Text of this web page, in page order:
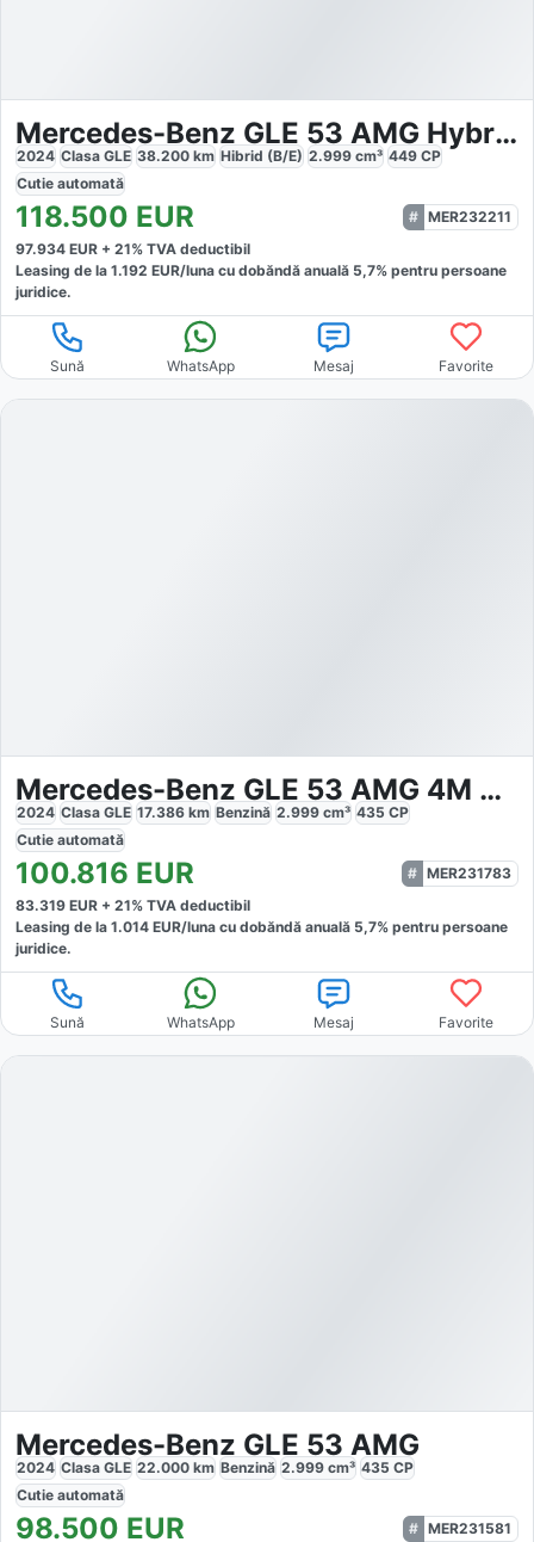
Mercedes-Benz GLE 53 AMG Hybrid 4M Coupe
2024 Clasa GLE 38.200 km Hibrid (B/E) 2.999 cm³ 449 CP
Cutie automată
118.500 EUR
MER232211
97.934 EUR + 21% TVA deductibil
Leasing de la 1.192 EUR/luna cu dobăndă anuală 5,7% pentru persoane
juridice.
Sună WhatsApp Mesaj Favorite
Mercedes-Benz GLE 53 AMG 4M Coupé
2024 Clasa GLE 17.386 km Benzină 2.999 cm³ 435 CP
Cutie automată
100.816 EUR
MER231783
83.319 EUR + 21% TVA deductibil
Leasing de la 1.014 EUR/luna cu dobăndă anuală 5,7% pentru persoane
juridice.
Sună WhatsApp Mesaj Favorite
Mercedes-Benz GLE 53 AMG
2024 Clasa GLE 22.000 km Benzină 2.999 cm³ 435 CP
Cutie automată
98.500 EUR MER231581